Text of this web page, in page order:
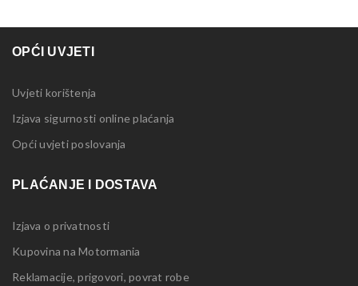
OPĆI UVJETI
Uvjeti korištenja
Izjava sigurnosti online plaćanja
Opći uvjeti poslovanja
PLAĆANJE I DOSTAVA
Izjava o privatnosti
Kupovina na Motormania
Reklamacije, prigovori, povrat robe